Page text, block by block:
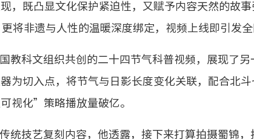
，既凸显文化保护紧迫性，又赋予内容天然的故
将非遗与人性的温暖深度绑定，视频上线即引发
教科文组织共创的二十四节气科普视频，展现了
为切入点，将节气与日影长度变化关联，配合北
视化”策略播放量破亿。
统技艺复刻内容，他透露，接下来打算拍摄蜀锦